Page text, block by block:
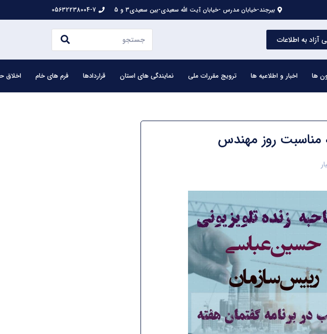
بیرجند-خیابان مدرس -خیابان آیت الله سعیدی-بین سعیدی3 و 5 05632238004-7
آزاد به اطلاعات
ها اخبار و اطلاعیه ها ترویج مقررات ملی نمایندگی های استان قراردادها فرم های خام اخلاق
مناسبت روز مهندس